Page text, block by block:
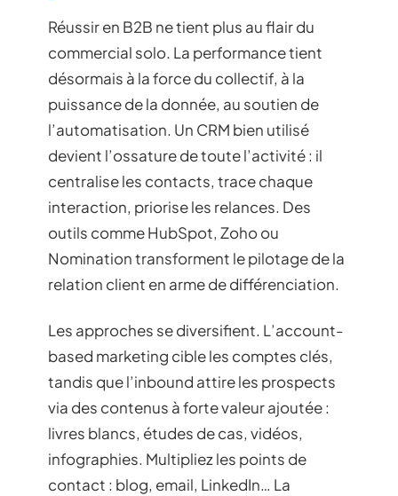
Réussir en B2B ne tient plus au flair du
commercial solo. La performance tient
désormais à la force du collectif, à la
puissance de la donnée, au soutien de
l’automatisation. Un CRM bien utilisé
devient l’ossature de toute l’activité : il
centralise les contacts, trace chaque
interaction, priorise les relances. Des
outils comme HubSpot, Zoho ou
Nomination transforment le pilotage de la
relation client en arme de différenciation.
Les approches se diversifient. L’account-
based marketing cible les comptes clés,
tandis que l’inbound attire les prospects
via des contenus à forte valeur ajoutée :
livres blancs, études de cas, vidéos,
infographies. Multipliez les points de
contact : blog, email, LinkedIn… La